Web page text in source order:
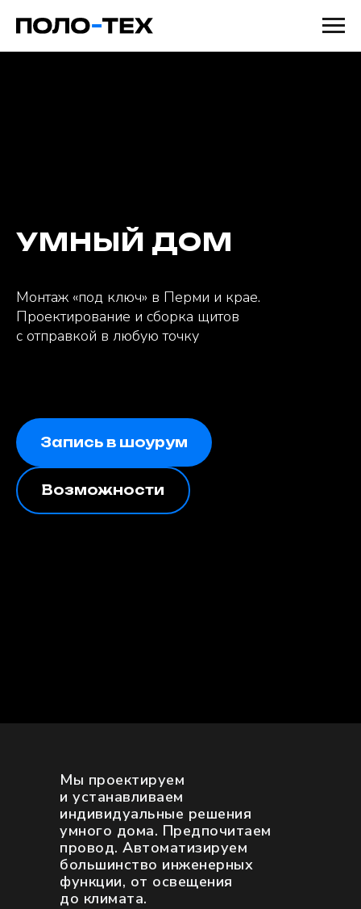
УМНЫЙ ДОМ
Монтаж «под ключ» в Перми и крае.
Проектирование и сборка щитов
с отправкой в любую точку
Запись в шоурум
Возможности
Мы проектируем
и устанавливаем
индивидуальные решения
умного дома. Предпочитаем
провод. Автоматизируем
большинство инженерных
функции, от освещения
до климата.
ВОЗМОЖНОСТИ
СИСТЕМЫ